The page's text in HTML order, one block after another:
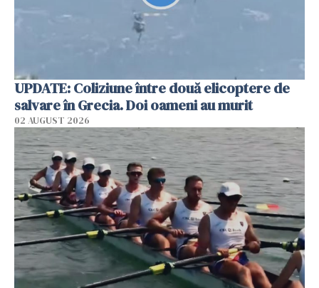
UPDATE: Coliziune între două elicoptere de
salvare în Grecia. Doi oameni au murit
02 AUGUST 2026